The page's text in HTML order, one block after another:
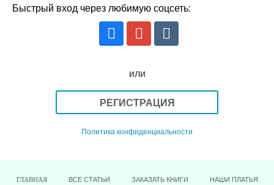
Быстрый вход через любимую соцсеть:
или
РЕГИСТРАЦИЯ
Политика конфиденциальности
ГЛАВНАЯ ВСЕ СТАТЬИ ЗАКАЗАТЬ КНИГИ НАШИ ПЛАТЬЯ